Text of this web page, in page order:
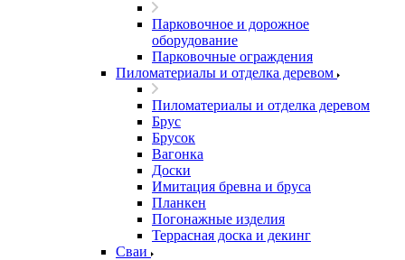
Парковочное и дорожное
оборудование
Парковочные ограждения
Пиломатериалы и отделка деревом
Пиломатериалы и отделка деревом
Брус
Брусок
Вагонка
Доски
Имитация бревна и бруса
Планкен
Погонажные изделия
Террасная доска и декинг
Сваи